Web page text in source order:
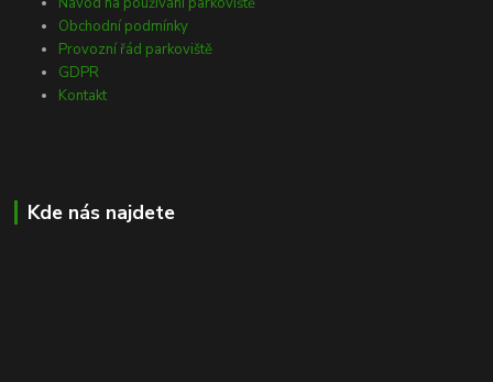
Obchodní podmínky
Provozní řád parkoviště
GDPR
Kontakt
Kde nás najdete